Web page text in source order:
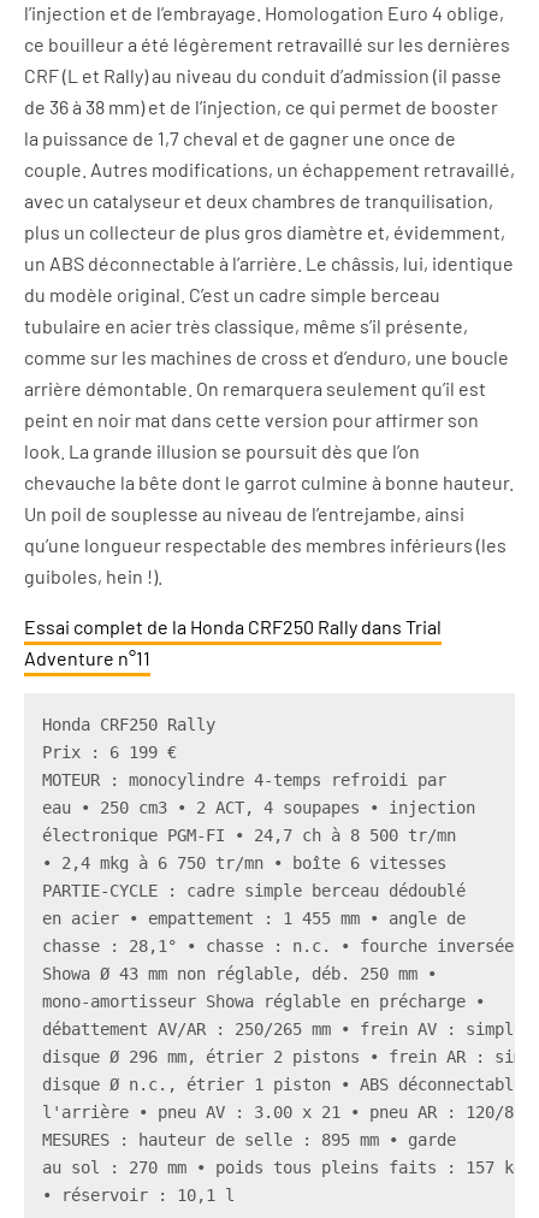
l’injection et de l’embrayage. Homologation Euro 4 oblige,
ce bouilleur a été légèrement retravaillé sur les dernières
CRF (L et Rally) au niveau du conduit d’admission (il passe
de 36 à 38 mm) et de l’injection, ce qui permet de booster
la puissance de 1,7 cheval et de gagner une once de
couple. Autres modifications, un échappement retravaillé,
avec un catalyseur et deux chambres de tranquilisation,
plus un collecteur de plus gros diamètre et, évidemment,
un ABS déconnectable à l’arrière. Le châssis, lui, identique
du modèle original. C’est un cadre simple berceau
tubulaire en acier très classique, même s’il présente,
comme sur les machines de cross et d’enduro, une boucle
arrière démontable. On remarquera seulement qu’il est
peint en noir mat dans cette version pour affirmer son
look. La grande illusion se poursuit dès que l’on
chevauche la bête dont le garrot culmine à bonne hauteur.
Un poil de souplesse au niveau de l’entrejambe, ainsi
qu’une longueur respectable des membres inférieurs (les
guiboles, hein !).
Essai complet de la Honda CRF250 Rally dans Trial
Adventure n°11
Honda CRF250 Rally
Prix : 6 199 €
MOTEUR : monocylindre 4-temps refroidi par
eau • 250 cm3 • 2 ACT, 4 soupapes • injection
électronique PGM-FI • 24,7 ch à 8 500 tr/mn
• 2,4 mkg à 6 750 tr/mn • boîte 6 vitesses
PARTIE-CYCLE : cadre simple berceau dédoublé
en acier • empattement : 1 455 mm • angle de
chasse : 28,1° • chasse : n.c. • fourche inversée
Showa Ø 43 mm non réglable, déb. 250 mm •
mono-amortisseur Showa réglable en précharge •
débattement AV/AR : 250/265 mm • frein AV : simple
disque Ø 296 mm, étrier 2 pistons • frein AR :
disque Ø n.c., étrier 1 piston • ABS déconnectable
l'arrière • pneu AV : 3.00 x 21 • pneu AR : 120/80
MESURES : hauteur de selle : 895 mm • garde
au sol : 270 mm • poids tous pleins faits : 157 kg
• réservoir : 10,1 l